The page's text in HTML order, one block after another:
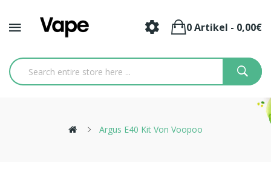
0 Artikel - 0,00€
Argus E40 Kit Von Voopoo